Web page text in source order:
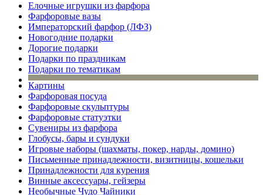
Елочные игрушки из фарфора
Фарфоровые вазы
Императорский фарфор (ЛФЗ)
Новогодние подарки
Дорогие подарки
Подарки по праздникам
Подарки по тематикам
Картины
Фарфоровая посуда
Фарфоровые скульптуры
Фарфоровые статуэтки
Сувениры из фарфора
Глобусы, бары и сундуки
Игровые наборы (шахматы, покер, нарды, домино)
Письменные принадлежности, визитницы, кошельки
Принадлежности для курения
Винные аксессуары, гейзеры
Необычные Чудо Чайники